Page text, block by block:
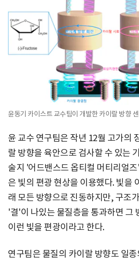
윤동기 카이스트 교수팀이 개발한 카이랄 방향
윤 교수 연구팀은 작년 12월 고가의
랄 방향을 육안으로 검사할 수 있는
술지 '어드밴스드 옵티컬 머티리얼
은 빛의 편광 현상을 이용했다. 빛을
래 모든 방향으로 진동하지만, 구조
'결'이 나있는 물질층을 통과하면 그
이런 빛을 편광이라고 한다.
연구팀은 물질의 카이랄 방향도 일